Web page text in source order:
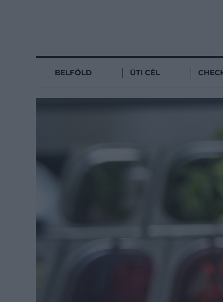
BELFÖLD ÚTI CÉL